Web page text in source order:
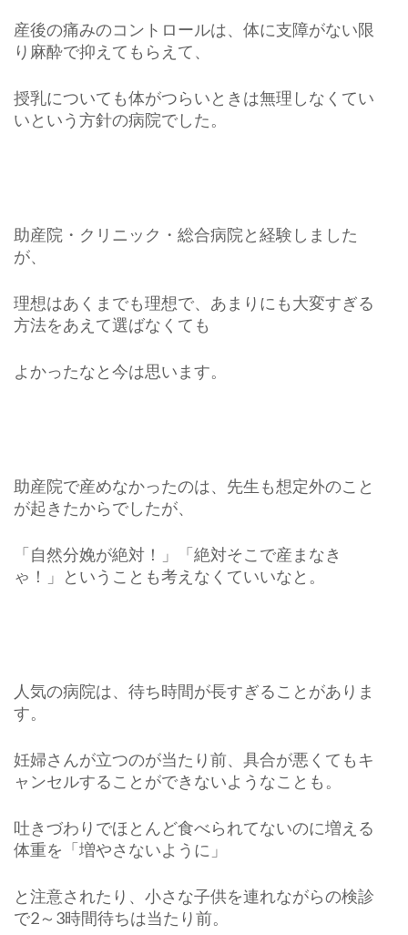
産後の痛みのコントロールは、体に支障がない限
り麻酔で抑えてもらえて、
授乳についても体がつらいときは無理しなくてい
いという方針の病院でした。
助産院・クリニック・総合病院と経験しました
が、
理想はあくまでも理想で、あまりにも大変すぎる
方法をあえて選ばなくても
よかったなと今は思います。
助産院で産めなかったのは、先生も想定外のこと
が起きたからでしたが、
「自然分娩が絶対！」「絶対そこで産まなき
ゃ！」ということも考えなくていいなと。
人気の病院は、待ち時間が長すぎることがありま
す。
妊婦さんが立つのが当たり前、具合が悪くてもキ
ャンセルすることができないようなことも。
吐きづわりでほとんど食べられてないのに増える
体重を「増やさないように」
と注意されたり、小さな子供を連れながらの検診
で2～3時間待ちは当たり前。